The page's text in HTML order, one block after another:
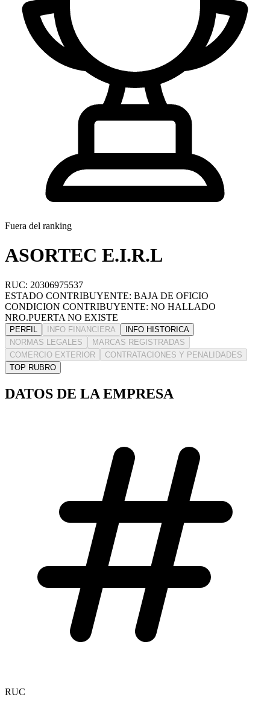
Fuera del ranking
ASORTEC E.I.R.L
RUC: 20306975537
ESTADO CONTRIBUYENTE: BAJA DE OFICIO
CONDICION CONTRIBUYENTE: NO HALLADO
NRO.PUERTA NO EXISTE
PERFIL INFO FINANCIERA
INFO HISTORICA
NORMAS LEGALES
MARCAS REGISTRADAS
COMERCIO EXTERIOR
CONTRATACIONES Y PENALIDADES
TOP RUBRO
DATOS DE LA EMPRESA
RUC